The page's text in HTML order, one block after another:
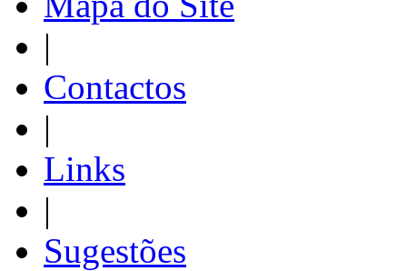
|
Contactos
|
Links
|
Sugestões